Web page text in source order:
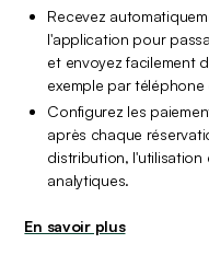
Recevez
l'application pour
et envoyez facilement
exemple par
Configurez les
après chaque
distribution, l'utilisation
analytiques.
En savoir plus